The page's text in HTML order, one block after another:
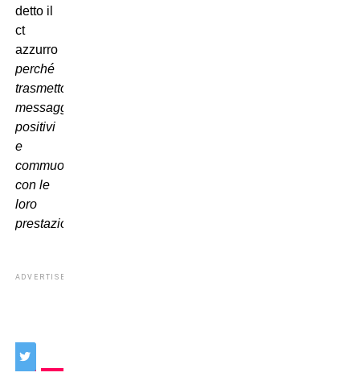
detto il
ct
azzurro 
perché
trasmettono
messaggi
positivi
e
commuovono
con le
loro
prestazioni
ADVERTISEMENT